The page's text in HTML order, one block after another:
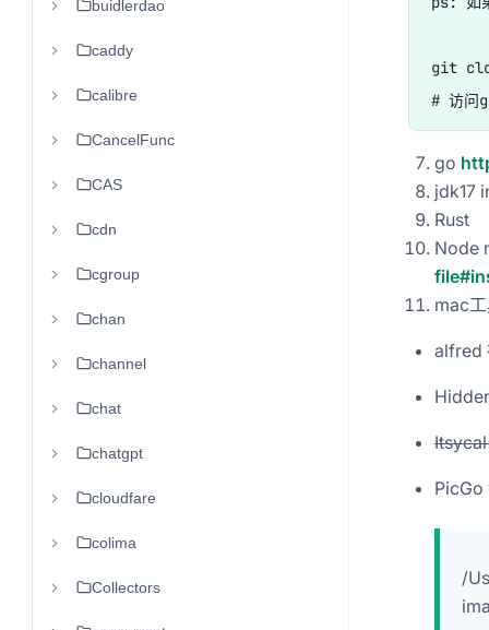
buidlerdao
caddy
calibre
CancelFunc
CAS
cdn
cgroup
chan
channel
chat
chatgpt
cloudfare
colima
Collectors
git
go
jdk17
Rust
Node
mac
alfred
PicGo
/